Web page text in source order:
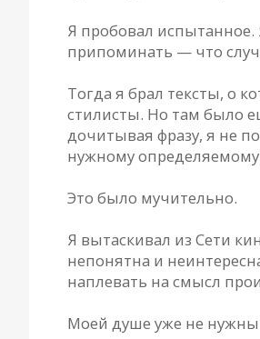
Я пробовал испытанное.
припоминать — что
Тогда я брал тексты, о
стилисты. Но там было
дочитывая фразу, я не
нужному определяемому
Это было мучительно.
Я вытаскивал из Сети
непонятна и
наплевать на смысл
Моей душе уже не